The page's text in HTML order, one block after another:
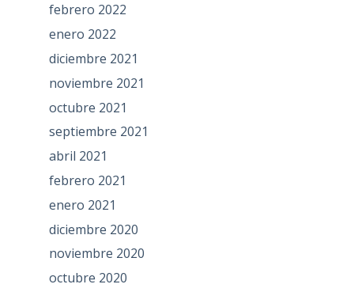
febrero 2022
enero 2022
diciembre 2021
noviembre 2021
octubre 2021
septiembre 2021
abril 2021
febrero 2021
enero 2021
diciembre 2020
noviembre 2020
octubre 2020